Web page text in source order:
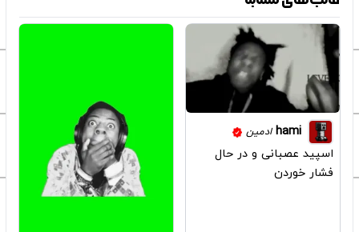
hami ادمین
اسپید عصبانی و در حال
فشار خوردن